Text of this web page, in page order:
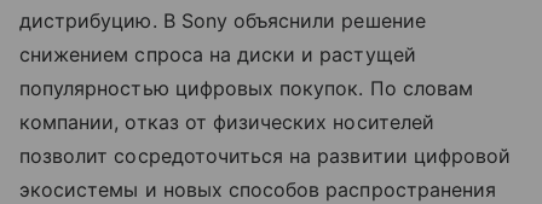
дистрибуцию. В Sony объяснили решение
снижением спроса на диски и растущей
популярностью цифровых покупок. По словам
компании, отказ от физических носителей
позволит сосредоточиться на развитии цифровой
экосистемы и новых способов распространения